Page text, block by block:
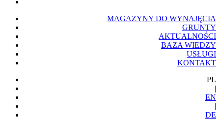
MAGAZYNY DO WYNAJĘCIA
GRUNTY
AKTUALNOŚCI
BAZA WIEDZY
USŁUGI
KONTAKT
PL
|
EN
|
DE